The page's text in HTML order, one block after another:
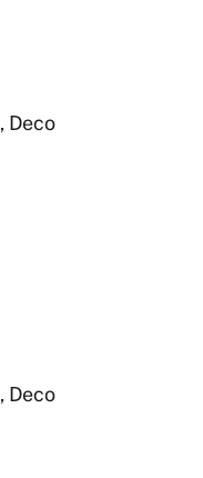
, Deco
, Deco